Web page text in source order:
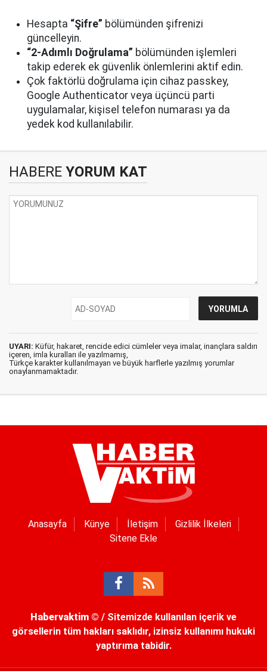
Hesapta “Şifre” bölümünden şifrenizi
güncelleyin.
“2-Adımlı Doğrulama” bölümünden işlemleri
takip ederek ek güvenlik önlemlerini aktif edin.
Çok faktörlü doğrulama için cihaz passkey,
Google Authenticator veya üçüncü parti
uygulamalar, kişisel telefon numarası ya da
yedek kod kullanılabilir.
HABERE YORUM KAT
UYARI: Küfür, hakaret, rencide edici cümleler veya imalar, inançlara saldırı
içeren, imla kuralları ile yazılmamış,
Türkçe karakter kullanılmayan ve büyük harflerle yazılmış yorumlar
onaylanmamaktadır.
Anasayfa Künye İletişim
Gizlilik İlkeleri
Sitene Ekle
Habervaktim © / Sitemizde kullanılan içerik ve
görsellerin tüm hakları saklıdır, izinsiz kullanımı hukuki
yaptırıma tabidir.